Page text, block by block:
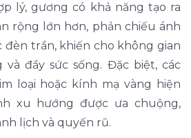
lý, gương có khả năng tạo ra
rộng lớn hơn, phản chiếu ánh
đèn trần, khiến cho không gian
đầy sức sống. Đặc biệt, các
loại hoặc kính mạ vàng hiện
xu hướng được ưa chuộng,
lịch và quyến rũ.